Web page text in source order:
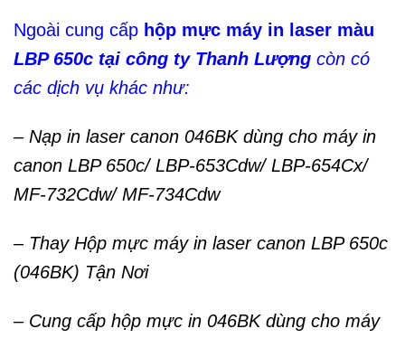
Ngoài cung cấp hộp mực máy in laser màu
LBP 650c tại công ty Thanh Lượng còn có
các dịch vụ khác như:
– Nạp in laser canon 046BK dùng cho máy in
canon LBP 650c/ LBP-653Cdw/ LBP-654Cx/
MF-732Cdw/ MF-734Cdw
– Thay Hộp mực máy in laser canon LBP 650c
(046BK) Tận Nơi
– Cung cấp hộp mực in 046BK dùng cho máy